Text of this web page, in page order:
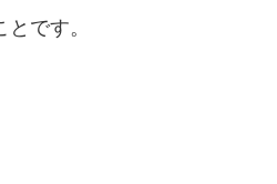
です。